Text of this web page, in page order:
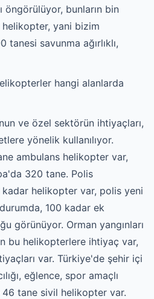
öngörülüyor, bunların bin
yani bizim
savunma ağırlıklı,
hangi alanlarda
ve özel sektörün ihtiyaçları,
yönelik kullanılıyor.
ambulans helikopter var,
320 tane. Polis
kadar helikopter var, polis yeni
100 kadar ek
görünüyor. Orman yangınları
bu helikopterlere ihtiyaç var,
var. Türkiye'de şehir içi
eğlence, spor amaçlı
46 tane sivil helikopter var.